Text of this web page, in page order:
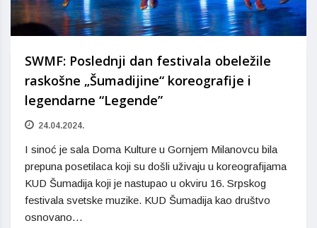
SWMF: Poslednji dan festivala obeležile
raskošne „Šumadijine“ koreografije i
legendarne “Legende”
24.04.2024.
I sinoć je sala Doma Kulture u Gornjem Milanovcu bila
prepuna posetilaca koji su došli uživaju u koreografijama
KUD Šumadija koji je nastupao u okviru 16. Srpskog
festivala svetske muzike. KUD Šumadija kao društvo
osnovano…